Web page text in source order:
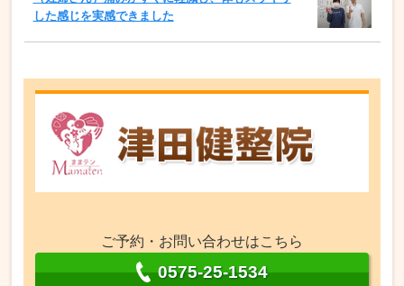
した感じを実感できました
ご予約・お問い合わせはこちら
0575-25-1534